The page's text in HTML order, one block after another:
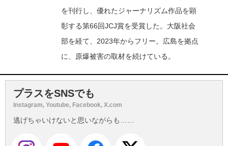
を刊行し、優れたジャーナリズム作品を顕
彰する第66回JCJ賞を受賞した。大阪社会
部を経て、2023年からフリー。広島を拠点
に、原爆被害の取材を続けている。
プラスをSNSでも
Instagram, Youtube, Facebook, X.com
逃げちゃいけないと思いながらも……